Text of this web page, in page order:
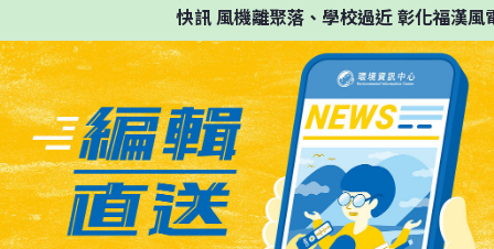
快訊風機離聚落、學校過近 彰化福漢風